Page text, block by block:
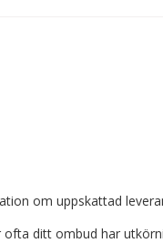
om uppskattad
ditt ombud har